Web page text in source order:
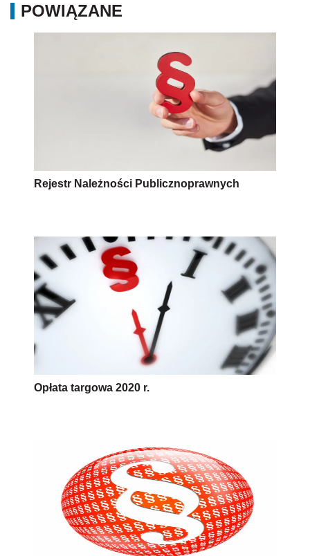
POWIĄZANE
Rejestr Należności Publicznoprawnych
Opłata targowa 2020 r.